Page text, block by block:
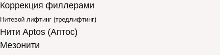
Коррекция филлерами
Нитевой лифтинг (тредлифтинг)
Нити Aptos (Аптос)
Мезонити